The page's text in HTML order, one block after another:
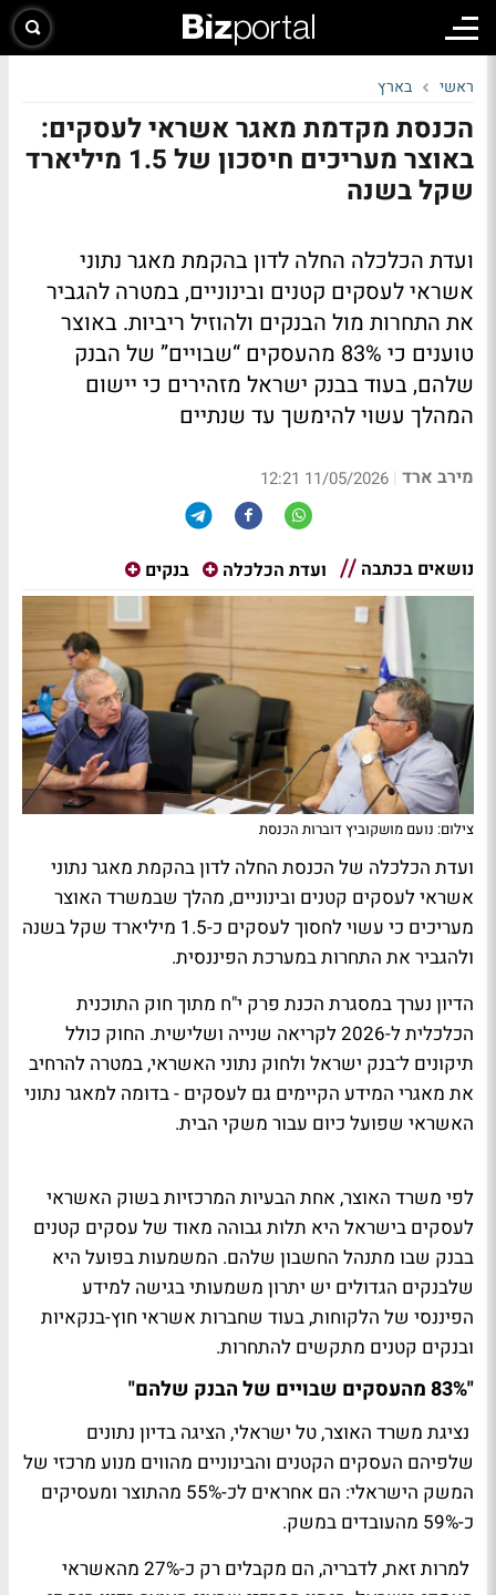
ראשי בארץ
הכנסת מקדמת מאגר אשראי לעסקים:
באוצר מעריכים חיסכון של 1.5 מיליארד
שקל בשנה
ועדת הכלכלה החלה לדון בהקמת מאגר נתוני
אשראי לעסקים קטנים ובינוניים, במטרה להגביר
את התחרות מול הבנקים ולהוזיל ריביות. באוצר
טוענים כי 83% מהעסקים “שבויים” של הבנק
שלהם, בעוד בבנק ישראל מזהירים כי יישום
המהלך עשוי להימשך עד שנתיים
מירב ארד |
11/05/2026 12:21
נושאים בכתבה ועדת הכלכלה בנקים
צילום: נועם מושקוביץ דוברות הכנסת
ועדת הכלכלה של הכנסת החלה לדון בהקמת מאגר נתוני
אשראי לעסקים קטנים ובינוניים, מהלך שבמשרד האוצר
מעריכים כי עשוי לחסוך לעסקים כ-1.5 מיליארד שקל בשנה
ולהגביר את התחרות במערכת הפיננסית.
הדיון נערך במסגרת הכנת פרק י"ח מתוך חוק התוכנית
הכלכלית ל-2026 לקריאה שנייה ושלישית. החוק כולל
תיקונים ל־בנק ישראל ולחוק נתוני האשראי, במטרה להרחיב
את מאגרי המידע הקיימים גם לעסקים - בדומה למאגר נתוני
האשראי שפועל כיום עבור משקי הבית.
לפי משרד האוצר, אחת הבעיות המרכזיות בשוק האשראי
לעסקים בישראל היא תלות גבוהה מאוד של עסקים קטנים
בבנק שבו מתנהל החשבון שלהם. המשמעות בפועל היא
שלבנקים הגדולים יש יתרון משמעותי בגישה למידע
הפיננסי של הלקוחות, בעוד שחברות אשראי חוץ-בנקאיות
ובנקים קטנים מתקשים להתחרות.
"83% מהעסקים שבויים של הבנק שלהם"
נציגת משרד האוצר, טל ישראלי, הציגה בדיון נתונים
שלפיהם העסקים הקטנים והבינוניים מהווים מנוע מרכזי של
המשק הישראלי: הם אחראים לכ-55% מהתוצר ומעסיקים
כ-59% מהעובדים במשק.
למרות זאת, לדבריה, הם מקבלים רק כ-27% מהאשראי